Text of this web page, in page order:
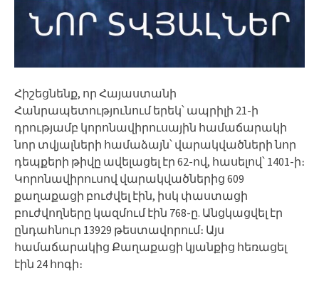
Հիշեցնենք, որ Հայաստանի
Հանրապետությունում երեկ՝ ապրիլի 21-ի
դրությամբ կորոնավիրուսային համաճարակի
նոր տվյալների համաձայն՝ վարակվածների նոր
դեպքերի թիվը ավելացել էր 62-ով, հասելով՝ 1401-ի։
Կորոնավիրուսով վարակվածներից 609
քաղաքացի բուժվել էին, իսկ փաստացի
բուժվողները կազմում էին 768-ը. Անցկացվել էր
ընդահնուր 13929 թեստավորում։ Այս
համաճարակից Քաղաքացի կյանքից հեռացել
էին 24 հոգի։